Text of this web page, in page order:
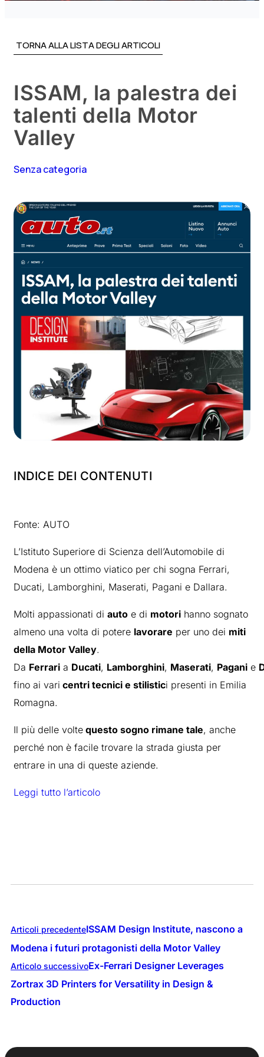
TORNA ALLA LISTA DEGLI ARTICOLI
ISSAM, la palestra dei
talenti della Motor
Valley
Senza categoria
INDICE DEI CONTENUTI
Fonte: AUTO
L’Istituto Superiore di Scienza dell’Automobile di
Modena è un ottimo viatico per chi sogna Ferrari,
Ducati, Lamborghini, Maserati, Pagani e Dallara.
Molti appassionati di auto e di motori hanno sognato
almeno una volta di potere lavorare per uno dei miti
della Motor Valley.
Da Ferrari a Ducati, Lamborghini, Maserati, Pagani e
fino ai vari centri tecnici e stilistici presenti in Emilia
Romagna.
Il più delle volte questo sogno rimane tale, anche
perché non è facile trovare la strada giusta per
entrare in una di queste aziende.
Leggi tutto l’articolo
Articoli precedenteISSAM Design Institute, nascono a
Modena i futuri protagonisti della Motor Valley
Articolo successivoEx-Ferrari Designer Leverages
Zortrax 3D Printers for Versatility in Design &
Production